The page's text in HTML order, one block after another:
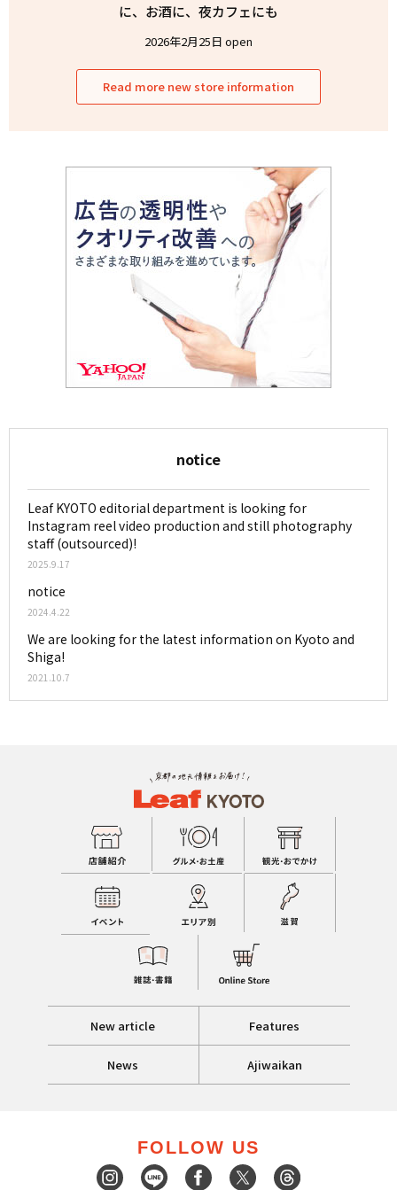
に、お酒に、夜カフェにも
2026年2月25日 open
Read more new store information
notice
Leaf KYOTO editorial department is looking for
Instagram reel video production and still photography
staff (outsourced)!
2025.9.17
notice
2024.4.22
We are looking for the latest information on Kyoto and
Shiga!
2021.10.7
New article Features
News Ajiwaikan
FOLLOW US